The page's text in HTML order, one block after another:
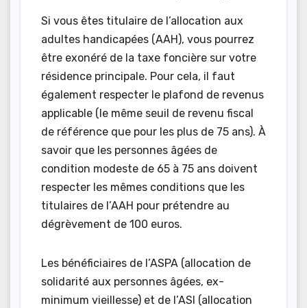
Si vous êtes titulaire de l’allocation aux
adultes handicapées (AAH), vous pourrez
être exonéré de la taxe foncière sur votre
résidence principale. Pour cela, il faut
également respecter le plafond de revenus
applicable (le même seuil de revenu fiscal
de référence que pour les plus de 75 ans). À
savoir que les personnes âgées de
condition modeste de 65 à 75 ans doivent
respecter les mêmes conditions que les
titulaires de l’AAH pour prétendre au
dégrèvement de 100 euros.
Les bénéficiaires de l’ASPA (allocation de
solidarité aux personnes âgées, ex-
minimum vieillesse) et de l’ASI (allocation